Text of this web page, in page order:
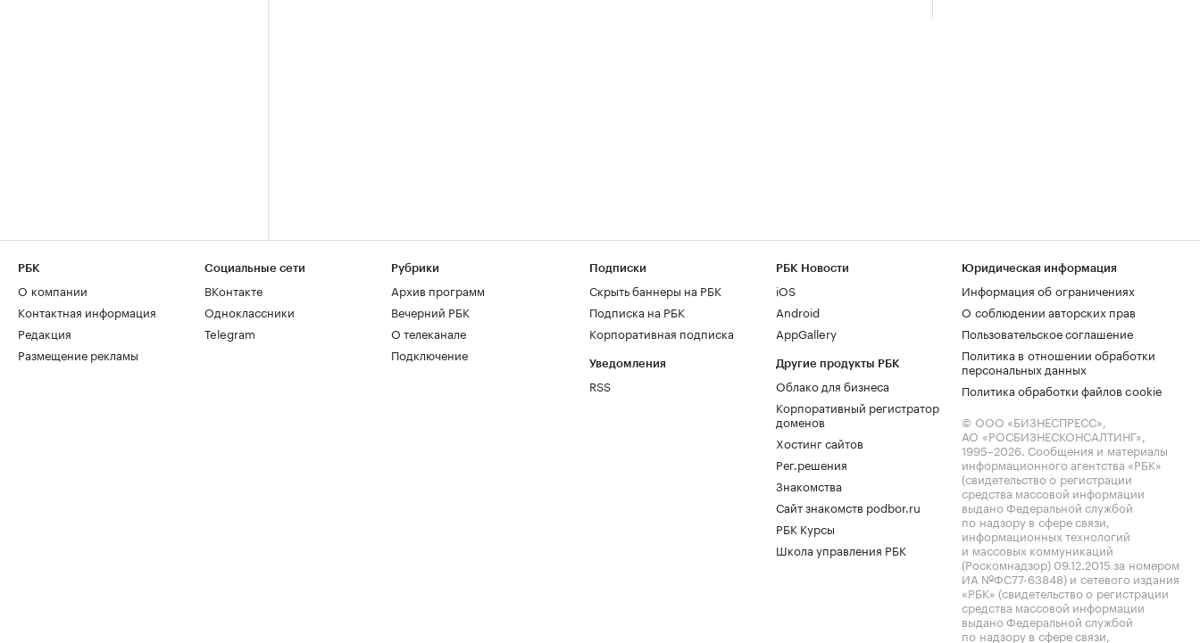
РБК
О компании
Контактная информация
Редакция
Размещение рекламы
Социальные сети
ВКонтакте
Одноклассники
Telegram
Рубрики
Архив программ
Вечерний РБК
О телеканале
Подключение
Подписки
Скрыть баннеры на РБК
Подписка на РБК
Корпоративная подписка
Уведомления
RSS
РБК Новости
iOS
Android
AppGallery
Другие продукты РБК
Облако для бизнеса
Корпоративный регистратор
доменов
Хостинг сайтов
Рег.решения
Знакомства
Сайт знакомств podbor.ru
РБК Курсы
Школа управления РБК
Юридическая информация
Информация об ограничениях
О соблюдении авторских прав
Пользовательское соглашение
Политика в отношении обработки
персональных данных
Политика обработки файлов cookie
© ООО «БИЗНЕСПРЕСС»,
АО «РОСБИЗНЕСКОНСАЛТИНГ»,
1995–2026. Сообщения и материалы
информационного агентства «РБК»
(свидетельство о регистрации
средства массовой информации
выдано Федеральной службой
по надзору в сфере связи,
информационных технологий
и массовых коммуникаций
(Роскомнадзор) 09.12.2015 за номером
ИА №ФС77-63848) и сетевого издания
«РБК» (свидетельство о регистрации
средства массовой информации
выдано Федеральной службой
по надзору в сфере связи,